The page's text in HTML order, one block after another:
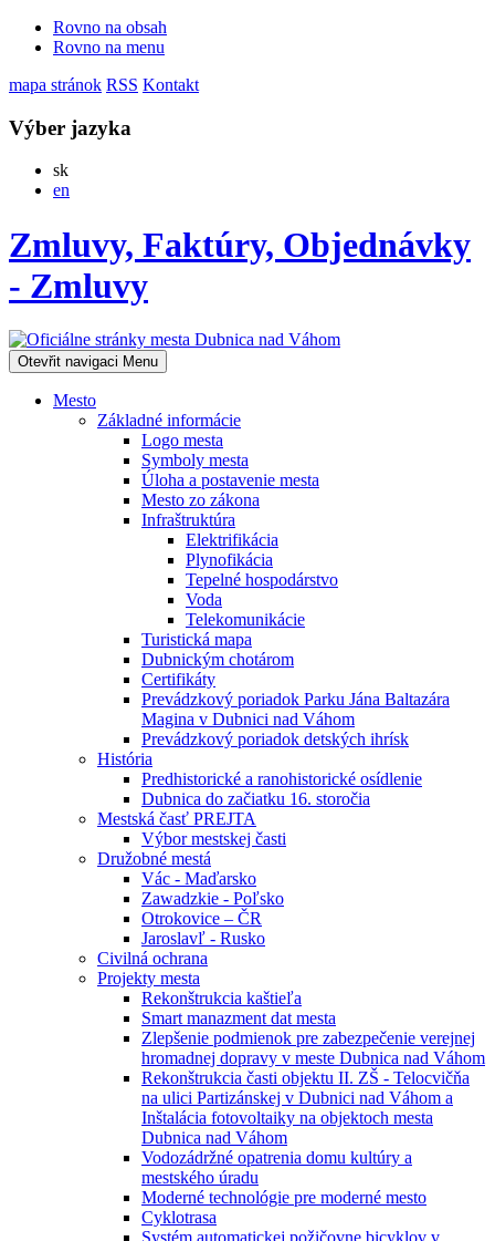
Rovno na obsah
Rovno na menu
mapa stránok RSS Kontakt
Výber jazyka
skSlovensky
en
Zmluvy, Faktúry, Objednávky
- Zmluvy
Otevřit navigaci Menu
Mesto
Základné informácie
Logo mesta
Symboly mesta
Úloha a postavenie mesta
Mesto zo zákona
Infraštruktúra
Elektrifikácia
Plynofikácia
Tepelné hospodárstvo
Voda
Telekomunikácie
Turistická mapa
Dubnickým chotárom
Certifikáty
Prevádzkový poriadok Parku Jána Baltazára
Magina v Dubnici nad Váhom
Prevádzkový poriadok detských ihrísk
História
Predhistorické a ranohistorické osídlenie
Dubnica do začiatku 16. storočia
Mestská časť PREJTA
Výbor mestskej časti
Družobné mestá
Vác - Maďarsko
Zawadzkie - Poľsko
Otrokovice – ČR
Jaroslavľ - Rusko
Civilná ochrana
Projekty mesta
Rekonštrukcia kaštieľa
Smart manazment dat mesta
Zlepšenie podmienok pre zabezpečenie verejnej
hromadnej dopravy v meste Dubnica nad Váhom
Rekonštrukcia časti objektu II. ZŠ - Telocvičňa
na ulici Partizánskej v Dubnici nad Váhom a
Inštalácia fotovoltaiky na objektoch mesta
Dubnica nad Váhom
Vodozádržné opatrenia domu kultúry a
mestského úradu
Moderné technológie pre moderné mesto
Cyklotrasa